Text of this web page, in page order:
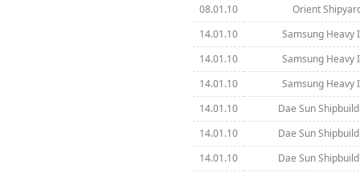
08.01.10
Orient
14.01.10
Samsung Heavy
14.01.10
Samsung Heavy
14.01.10
Samsung Heavy
14.01.10
Dae Sun
14.01.10
Dae Sun
14.01.10
Dae Sun